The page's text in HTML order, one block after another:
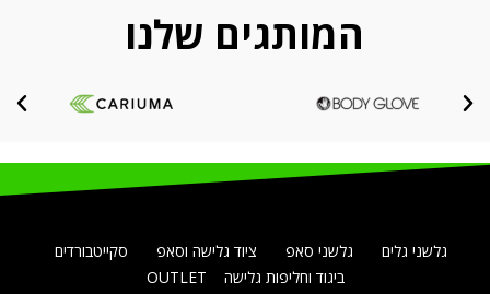
המותגים שלנו
גלשני גלים גלשני סאפ ציוד גלישה וסאפ
סקייטבורדים
ביגוד וחליפות גלישה
OUTLET